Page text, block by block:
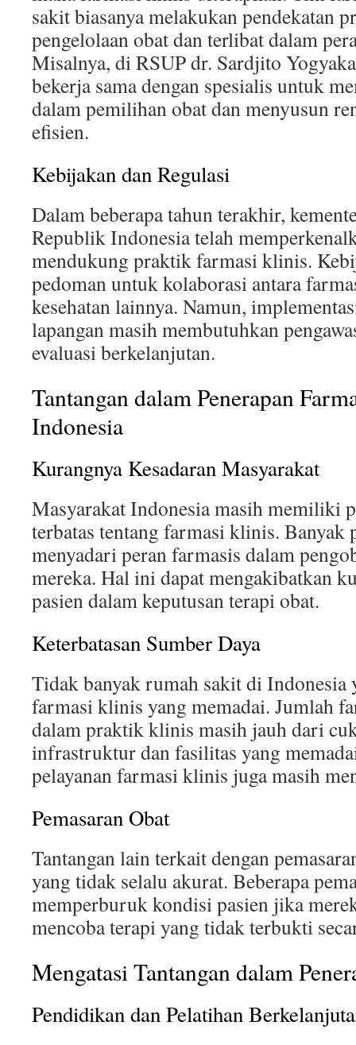
sakit biasanya melakukan pendekatan
pengelolaan obat dan terlibat dalam
Misalnya, di RSUP dr. Sardjito
bekerja sama dengan spesialis untuk
dalam pemilihan obat dan menyusun
efisien.
Kebijakan dan Regulasi
Dalam beberapa tahun terakhir,
Republik Indonesia telah
mendukung praktik farmasi klinis.
pedoman untuk kolaborasi antara
kesehatan lainnya. Namun,
lapangan masih membutuhkan
evaluasi berkelanjutan.
Tantangan dalam Penerapan
Indonesia
Kurangnya Kesadaran Masyarakat
Masyarakat Indonesia masih memiliki
terbatas tentang farmasi klinis. Banyak
menyadari peran farmasis dalam
mereka. Hal ini dapat mengakibatkan
pasien dalam keputusan terapi obat.
Keterbatasan Sumber Daya
Tidak banyak rumah sakit di
farmasi klinis yang memadai. Jumlah
dalam praktik klinis masih jauh dari
infrastruktur dan fasilitas yang
pelayanan farmasi klinis juga masih
Pemasaran Obat
Tantangan lain terkait dengan
yang tidak selalu akurat. Beberapa
memperburuk kondisi pasien jika
mencoba terapi yang tidak terbukti
Mengatasi Tantangan dalam
Pendidikan dan Pelatihan